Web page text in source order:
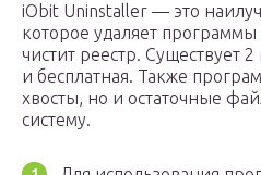
iObit Uninstaller — это
которое удаляет программы
чистит реестр. Существует
и бесплатная. Также
хвосты, но и остаточные
систему.